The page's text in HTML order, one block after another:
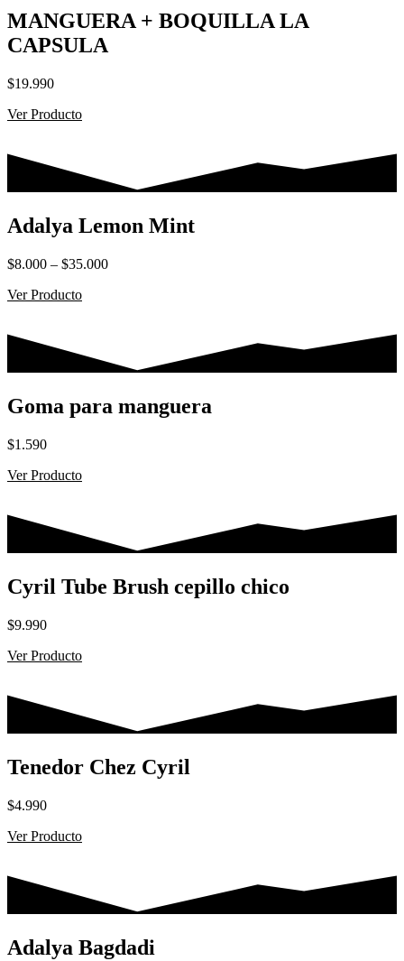
MANGUERA + BOQUILLA LA
CAPSULA
$19.990
Ver Producto
Adalya Lemon Mint
$8.000 – $35.000Rango
$35.000
Ver Producto
Goma para manguera
$1.590
Ver Producto
Cyril Tube Brush cepillo chico
$9.990
Ver Producto
Tenedor Chez Cyril
$4.990
Ver Producto
Adalya Bagdadi